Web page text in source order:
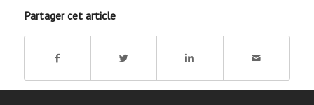
Partager cet article